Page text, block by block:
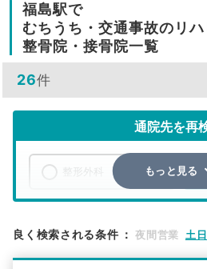
福島駅で
むちうち・交通事故のリ
整骨院・接骨院一覧
26件
通院先を再
検索する
もっと見る
良く検索される条件 ： 夜間営業 土